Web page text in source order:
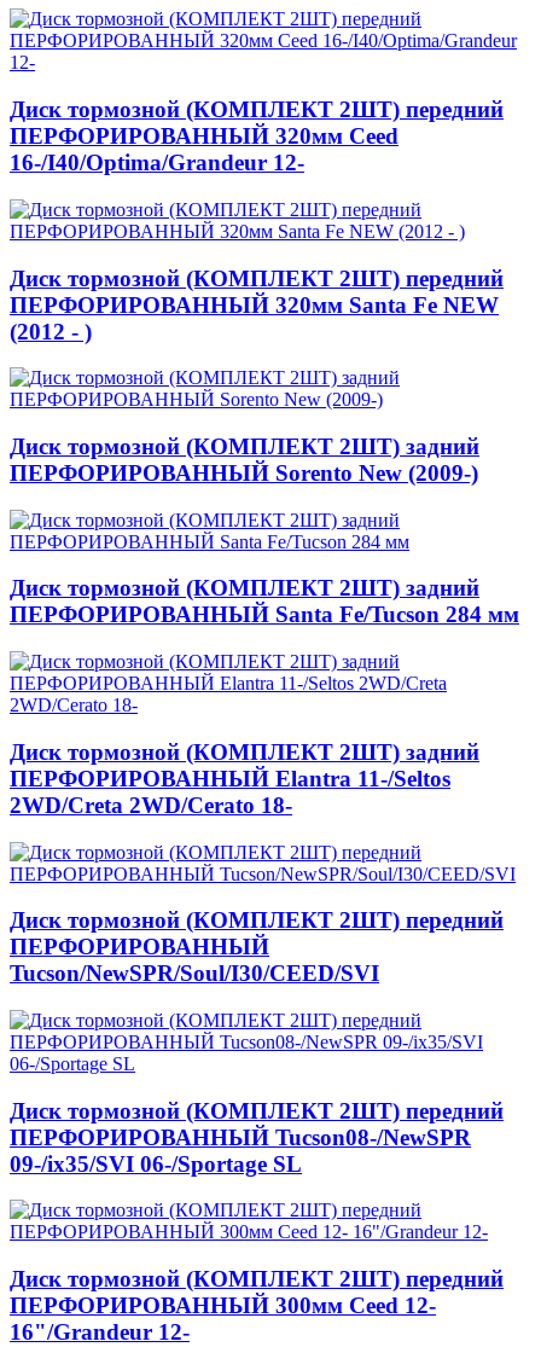
Диск тормозной (КОМПЛЕКТ 2ШТ) передний
ПЕРФОРИРОВАННЫЙ 320мм Ceed
16-/I40/Optima/Grandeur 12-
Диск тормозной (КОМПЛЕКТ 2ШТ) передний
ПЕРФОРИРОВАННЫЙ 320мм Santa Fe NEW
(2012 - )
Диск тормозной (КОМПЛЕКТ 2ШТ) задний
ПЕРФОРИРОВАННЫЙ Sorento New (2009-)
Диск тормозной (КОМПЛЕКТ 2ШТ) задний
ПЕРФОРИРОВАННЫЙ Santa Fe/Tucson 284 мм
Диск тормозной (КОМПЛЕКТ 2ШТ) задний
ПЕРФОРИРОВАННЫЙ Elantra 11-/Seltos
2WD/Creta 2WD/Cerato 18-
Диск тормозной (КОМПЛЕКТ 2ШТ) передний
ПЕРФОРИРОВАННЫЙ
Tucson/NewSPR/Soul/I30/CEED/SVI
Диск тормозной (КОМПЛЕКТ 2ШТ) передний
ПЕРФОРИРОВАННЫЙ Tucson08-/NewSPR
09-/ix35/SVI 06-/Sportage SL
Диск тормозной (КОМПЛЕКТ 2ШТ) передний
ПЕРФОРИРОВАННЫЙ 300мм Ceed 12-
16"/Grandeur 12-